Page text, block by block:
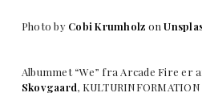
Photo by Cobi Krumholz on
Albummet “We” fra Arcade Fire er
Skovgaard, KULTURINFORMATION